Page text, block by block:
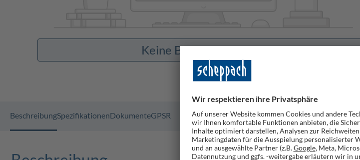
Keine Bilder vorhanden
BeschreibungSpezifikationenDokumenteGPSR